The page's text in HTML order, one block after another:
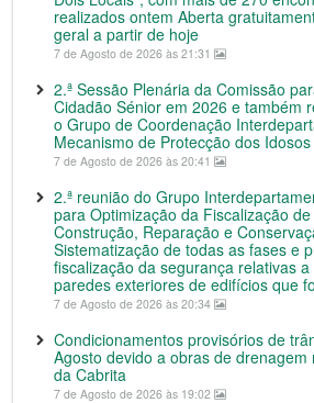
realizados ontem Aberta
geral a partir de hoje
7 de Agosto de 2026 às 21:31
2.ª Sessão Plenária da Comissão
Cidadão Sénior em 2026 e também
o Grupo de Coordenação
Mecanismo de Protecção dos
7 de Agosto de 2026 às 20:41
2.ª reunião do Grupo
para Optimização da Fiscalização
Construção, Reparação e
Sistematização de todas as fases e
fiscalização da segurança relativas
paredes exteriores de edifícios que
7 de Agosto de 2026 às 20:34
Condicionamentos provisórios de
Agosto devido a obras de drenagem
da Cabrita
7 de Agosto de 2026 às 19:02